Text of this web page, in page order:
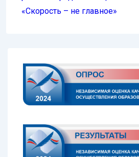
«Скорость – не главное»